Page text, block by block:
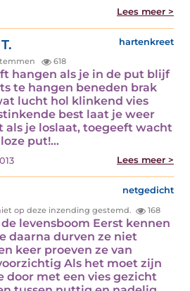
Lees meer >
hartenkreet
618
hangen als je in de put blijf
te hangen beneden brak
lucht hol klinkend vies
best laat je weer
als je loslaat, toegeeft wacht
put!…
Lees meer >
netgedicht
op deze inzending gestemd. 168
levensboom Eerst kennen
daarna durven ze niet
keer proeven ze van
Als het moet zijn
door met een vies gezicht